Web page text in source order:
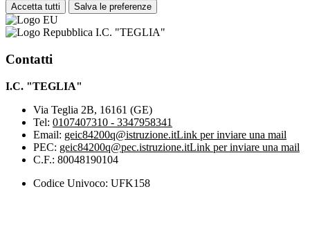
Accetta tutti Salva le preferenze
I.C. "TEGLIA"
Contatti
I.C. "TEGLIA"
Via Teglia 2B, 16161 (GE)
Tel: 0107407310 - 3347958341
Email: geic84200q@istruzione.itLink per inviare una mail
PEC: geic84200q@pec.istruzione.itLink per inviare una mail
C.F.: 80048190104
Codice Univoco: UFK158